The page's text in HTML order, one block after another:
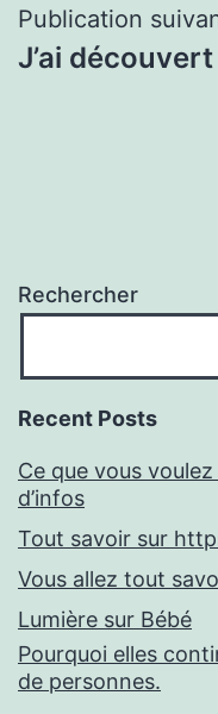
l’article
Publication
J’ai
Rechercher
Recent Posts
Ce que vous
d’infos
Tout savoir sur
Vous allez tout
Lumière sur Bébé
Pourquoi elles
de personnes.